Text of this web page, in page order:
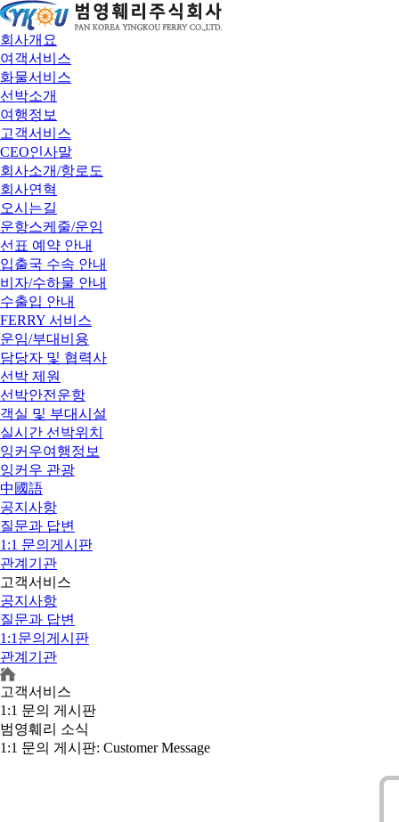
회사개요
여객서비스
화물서비스
선박소개
여행정보
고객서비스
CEO인사말
회사소개/항로도
회사연혁
오시는길
운항스케줄/운임
선표 예약 안내
입출국 수속 안내
비자/수하물 안내
수출입 안내
FERRY 서비스
운임/부대비용
담당자 및 협력사
선박 제원
선박안전운항
객실 및 부대시설
실시간 선박위치
잉커우여행정보
잉커우 관광
中國語
공지사항
질문과 답변
1:1 문의게시판
관계기관
고객서비스
공지사항
질문과 답변
1:1문의게시판
관계기관
고객서비스
1:1 문의 게시판
범영훼리 소식
1:1 문의 게시판: Customer Message